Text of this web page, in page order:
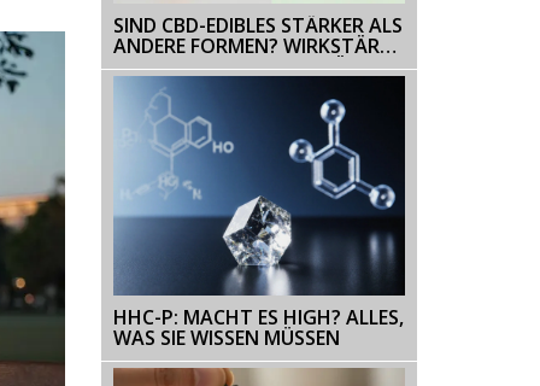
SIND CBD-EDIBLES STÄRKER ALS
ANDERE FORMEN? WIRKSTÄRKE
VON CBD-COOKIES ERKLÄRT
HHC-P: MACHT ES HIGH? ALLES,
WAS SIE WISSEN MÜSSEN